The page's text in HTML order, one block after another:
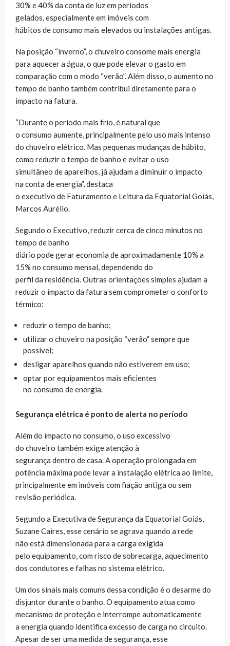
30% e 40% da conta de luz em períodos
gelados, especialmente em imóveis com
hábitos de consumo mais elevados ou instalações antigas.
Na posição “inverno”, o chuveiro consome mais energia
para aquecer a água, o que pode elevar o gasto em
comparação com o modo “verão”. Além disso, o aumento no
tempo de banho também contribui diretamente para o
impacto na fatura.
“Durante o período mais frio, é natural que
o consumo aumente, principalmente pelo uso mais intenso
do chuveiro elétrico. Mas pequenas mudanças de hábito,
como reduzir o tempo de banho e evitar o uso
simultâneo de aparelhos, já ajudam a diminuir o impacto
na conta de energia”, destaca
o executivo de Faturamento e Leitura da Equatorial Goiás,
Marcos Aurélio.
Segundo o Executivo, reduzir cerca de cinco minutos no
tempo de banho
diário pode gerar economia de aproximadamente 10% a
15% no consumo mensal, dependendo do
perfil da residência. Outras orientações simples ajudam a
reduzir o impacto da fatura sem comprometer o conforto
térmico:
reduzir o tempo de banho;
utilizar o chuveiro na posição “verão” sempre que
possível;
desligar aparelhos quando não estiverem em uso;
optar por equipamentos mais eficientes
no consumo de energia.
Segurança elétrica é ponto de alerta no período
Além do impacto no consumo, o uso excessivo
do chuveiro também exige atenção à
segurança dentro de casa. A operação prolongada em
potência máxima pode levar a instalação elétrica ao limite,
principalmente em imóveis com fiação antiga ou sem
revisão periódica.
Segundo a Executiva de Segurança da Equatorial Goiás,
Suzane Caires, esse cenário se agrava quando a rede
não está dimensionada para a carga exigida
pelo equipamento, com risco de sobrecarga, aquecimento
dos condutores e falhas no sistema elétrico.
Um dos sinais mais comuns dessa condição é o desarme do
disjuntor durante o banho. O equipamento atua como
mecanismo de proteção e interrompe automaticamente
a energia quando identifica excesso de carga no circuito.
Apesar de ser uma medida de segurança, esse